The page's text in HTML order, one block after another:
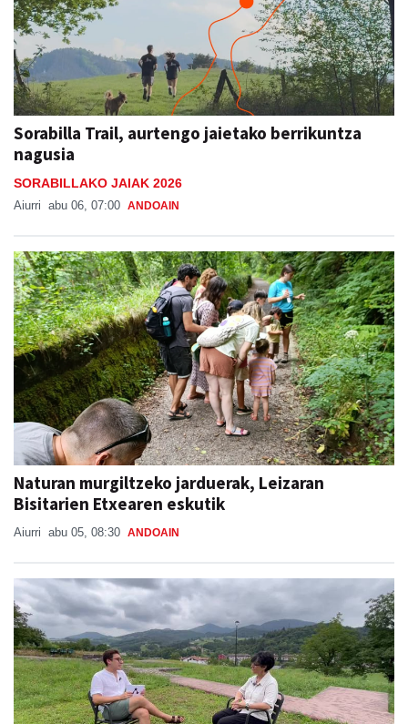
Sorabilla Trail, aurtengo jaietako berrikuntza
nagusia
SORABILLAKO JAIAK 2026
Aiurri abu 06, 07:00 ANDOAIN
Naturan murgiltzeko jarduerak, Leizaran
Bisitarien Etxearen eskutik
Aiurri abu 05, 08:30 ANDOAIN